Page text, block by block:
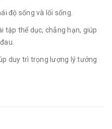
độ sống và lối sống.
tập thể dục, chẳng hạn, giúp
duy trì trọng lượng lý tưởng